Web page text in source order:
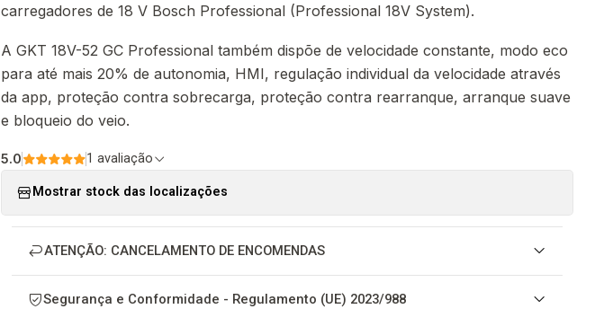
carregadores de 18 V Bosch Professional (Professional 18V System).
A GKT 18V-52 GC Professional também dispõe de velocidade constante, modo eco
para até mais 20% de autonomia, HMI, regulação individual da velocidade através
da app, proteção contra sobrecarga, proteção contra rearranque, arranque suave
e bloqueio do veio.
5.0 1 avaliação
Mostrar stock das localizações
ATENÇÃO: CANCELAMENTO DE ENCOMENDAS
Segurança e Conformidade - Regulamento (UE) 2023/988